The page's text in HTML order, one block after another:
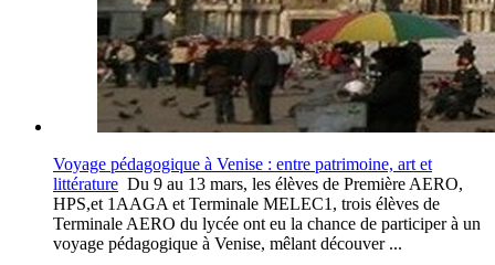
Voyage pédagogique à Venise : entre patrimoine, art et
littérature Du 9 au 13 mars, les élèves de Première AERO,
HPS,et 1AAGA et Terminale MELEC1, trois élèves de
Terminale AERO du lycée ont eu la chance de participer à un
voyage pédagogique à Venise, mêlant découver ...